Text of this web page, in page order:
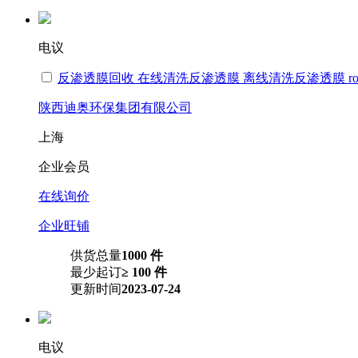
电议
反渗透膜回收 在线清洗反渗透膜 离线清洗反渗透膜
陕西迪奥环保集团有限公司
上海
企业会员
在线询价
企业旺铺
供货总量1000 件
最少起订≥ 100 件
更新时间2023-07-24
电议